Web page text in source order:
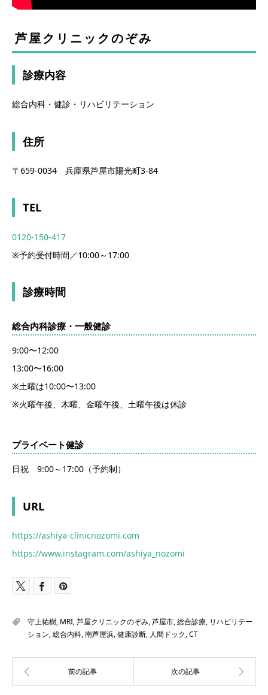
芦屋クリニックのぞみ
診療内容
総合内科・健診・リハビリテーション
住所
〒659-0034 兵庫県芦屋市陽光町3-84
TEL
0120-150-417
※予約受付時間／10:00～17:00
診療時間
総合内科診療・一般健診
9:00〜12:00
13:00〜16:00
※土曜は10:00〜13:00
※火曜午後、木曜、金曜午後、土曜午後は休診
プライベート健診
日祝 9:00～17:00（予約制）
URL
https://ashiya-clinicnozomi.com
https://www.instagram.com/ashiya_nozomi
守上祐樹, MRI,芦屋クリニックのぞみ,芦屋市,総合診療, リハビリテー
ション,総合内科,南芦屋浜,健康診断,人間ドック,CT